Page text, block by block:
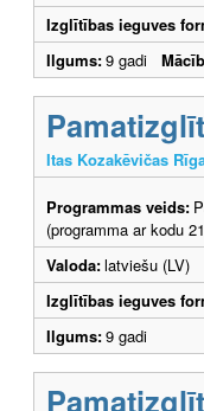
Izglītības ieguves
Ilgums:9 gadi
Itas Kozakēvičas
Programmas veids:
(programma ar kodu
Valoda:latviešu (LV)
Izglītības ieguves
Ilgums:9 gadi